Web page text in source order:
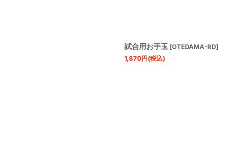
試合用お手玉 [OTEDAMA-RD]
1,870円(税込)